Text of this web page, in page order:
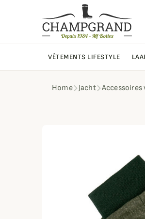
VÊTEMENTS LIFESTYLE
Home Jacht